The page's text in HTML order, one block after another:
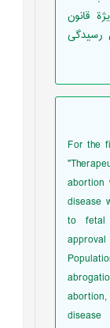
قانون
رسیدگی
For the
to